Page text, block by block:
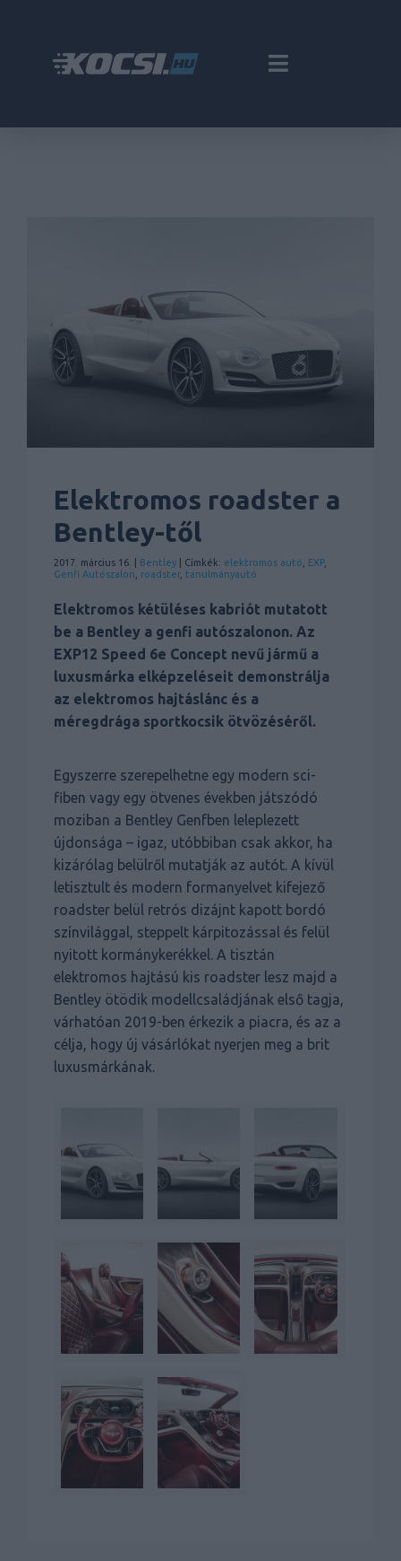
Elektromos roadster a
Bentley-től
2017. március 16. | Bentley | Címkék: elektromos autó EXP,
Genfi Autószalon
roadster, tanulmányautó
Elektromos kétüléses kabriót mutatott
be a Bentley a genfi autószalonon. Az
EXP12 Speed 6e Concept nevű jármű a
luxusmárka elképzeléseit demonstrálja
az elektromos hajtáslánc és a
méregdrága sportkocsik ötvözéséről.
Egyszerre szerepelhetne egy modern sci-
fiben vagy egy ötvenes években játszódó
moziban a Bentley Genfben leleplezett
újdonsága – igaz, utóbbiban csak akkor, ha
kizárólag belülről mutatják az autót. A kívül
letisztult és modern formanyelvet kifejező
roadster belül retrós dizájnt kapott bordó
színvilággal, steppelt kárpitozással és felül
nyitott kormánykerékkel. A tisztán
elektromos hajtású kis roadster lesz majd a
Bentley ötödik modellcsaládjának első tagja,
várhatóan 2019-ben érkezik a piacra, és az a
célja, hogy új vásárlókat nyerjen meg a brit
luxusmárkának.